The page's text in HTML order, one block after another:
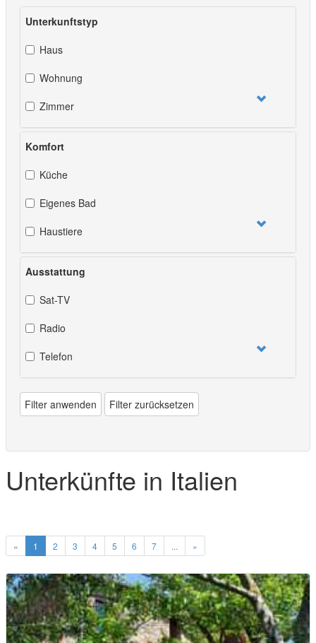
Unterkunftstyp
Haus
Wohnung
Zimmer
Komfort
Küche
Eigenes Bad
Haustiere
Ausstattung
Sat-TV
Radio
Telefon
Filter anwenden Filter zurücksetzen
Unterkünfte in Italien
« 1 2 3 4 5 6 7 »